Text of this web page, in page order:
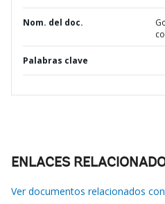
Nom. del doc.
Palabras clave
ENLACES
Ver documentos relacionados